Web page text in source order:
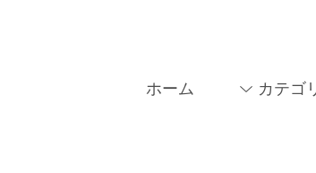
ホーム カテゴ